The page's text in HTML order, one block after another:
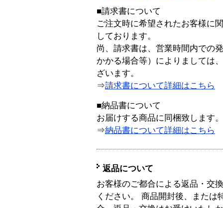
■請求書について
ご注文時に希望されたお客様に
しております。
尚、請求書は、営業時間内での
かかる場合等）によりましては
ざいます。
⇒請求書について詳細はこちら
■納品書について
お届けする商品に同梱致します。
⇒納品書について詳細はこちら
返品について
お客様のご都合による返品・交
ください。 商品開封後、または